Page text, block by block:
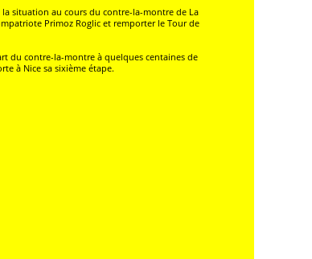
la situation au cours du contre-la-montre de La
Primoz Roglic et remporter le Tour de
du contre-la-montre à quelques centaines de
à Nice sa sixième étape.